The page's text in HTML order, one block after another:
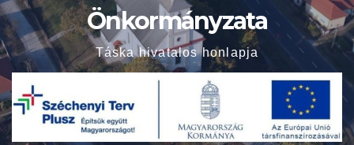
Önkormányzata
Táska hivatalos honlapja